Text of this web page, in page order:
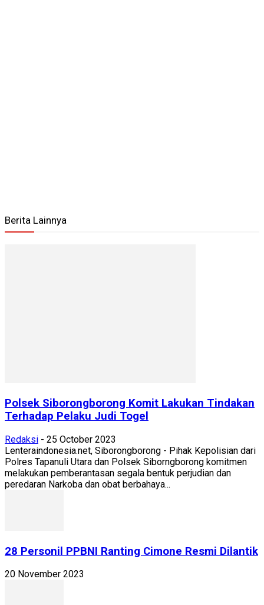
Berita Lainnya
Polsek Siborongborong Komit Lakukan Tindakan
Terhadap Pelaku Judi Togel
Redaksi - 25 October 2023
Lenteraindonesia.net, Siborongborong - Pihak Kepolisian dari
Polres Tapanuli Utara dan Polsek Siborngborong komitmen
melakukan pemberantasan segala bentuk perjudian dan
peredaran Narkoba dan obat berbahaya...
28 Personil PPBNI Ranting Cimone Resmi Dilantik
20 November 2023